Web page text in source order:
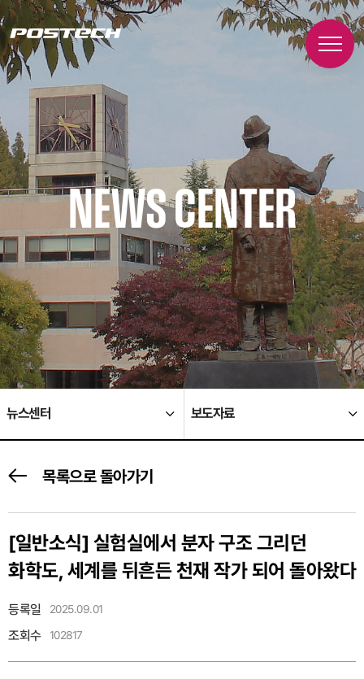
NEWS CENTER
뉴스센터 보도자료
목록으로 돌아가기
[일반소식] 실험실에서 분자 구조 그리던
화학도, 세계를 뒤흔든 천재 작가 되어 돌아왔다
등록일 2025.09.01
조회수 102817